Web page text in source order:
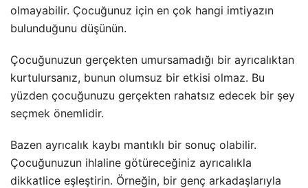
olmayabilir. Çocuğunuz için en çok hangi imtiyazın
bulunduğunu düşünün.
Çocuğunuzun gerçekten umursamadığı bir ayrıcalıktan
kurtulursanız, bunun olumsuz bir etkisi olmaz. Bu
yüzden çocuğunuzu gerçekten rahatsız edecek bir şey
seçmek önemlidir.
Bazen ayrıcalık kaybı mantıklı bir sonuç olabilir.
Çocuğunuzun ihlaline götüreceğiniz ayrıcalıkla
dikkatlice eşleştirin. Örneğin, bir genç arkadaşlarıyla